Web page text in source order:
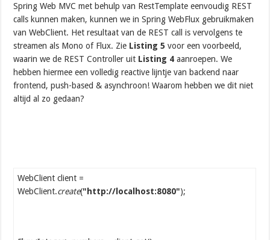
Spring Web MVC met behulp van RestTemplate eenvoudig REST
calls kunnen maken, kunnen we in Spring WebFlux gebruikmaken
van WebClient. Het resultaat van de REST call is vervolgens te
streamen als Mono of Flux. Zie Listing 5 voor een voorbeeld,
waarin we de REST Controller uit Listing 4 aanroepen. We
hebben hiermee een volledig reactive lijntje van backend naar
frontend, push-based & asynchroon! Waarom hebben we dit niet
altijd al zo gedaan?
WebClient client =
WebClient.create("http://localhost:8080");